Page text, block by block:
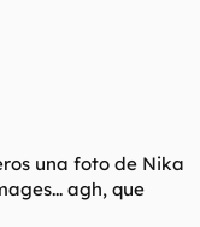
una foto de Nika
agh, que